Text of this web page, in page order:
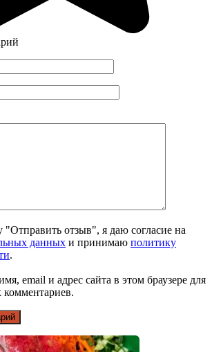
отзыв", я даю согласие на
данных и принимаю политику
.
email и адрес сайта в этом браузере для